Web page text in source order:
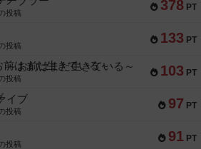
378 PT
投稿
133 PT
投稿
103 PT
お前はまだ生きている～
投稿
97 PT
イブ
投稿
91 PT
投稿